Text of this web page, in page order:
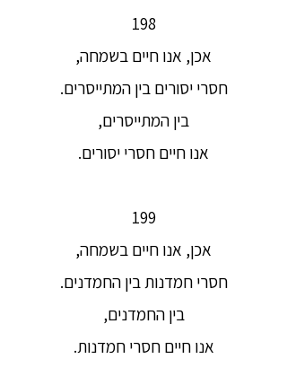
198
אכן, אנו חיים בשמחה,
חסרי יסורים בין המתייסרים.
בין המתייסרים,
אנו חיים חסרי יסורים.
199
אכן, אנו חיים בשמחה,
חסרי חמדנות בין החמדנים.
בין החמדנים,
אנו חיים חסרי חמדנות.